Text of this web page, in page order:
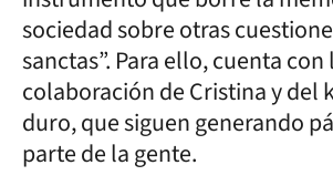
sociedad sobre otras
sanctas”. Para ello, cuenta
colaboración de Cristina y del
duro, que siguen generando
parte de la gente.